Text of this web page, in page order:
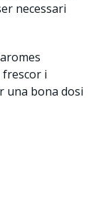
necessari
i
una bona dosi